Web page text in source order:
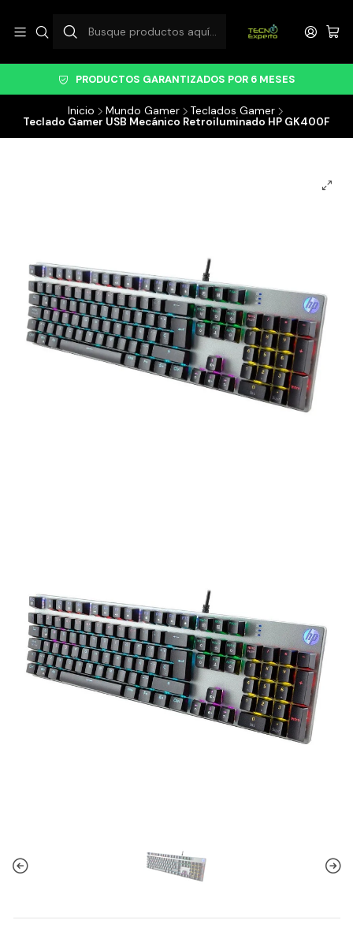
PRODUCTOS GARANTIZADOS POR 6 MESES
Inicio Mundo Gamer
Teclados Gamer
Teclado Gamer USB Mecánico Retroiluminado HP GK400F